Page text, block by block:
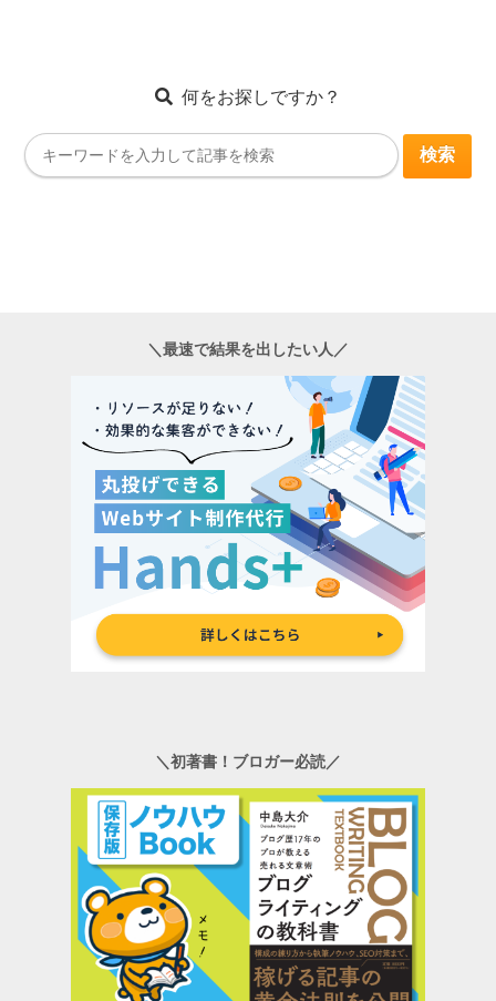
何をお探しですか？
＼最速で結果を出したい人／
＼初著書！ブロガー必読／